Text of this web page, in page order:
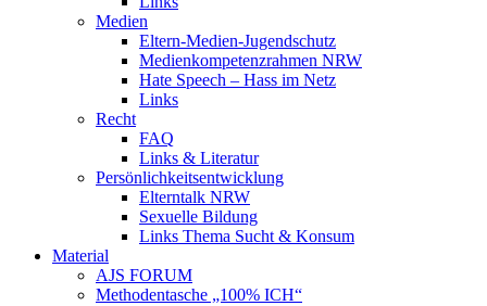
Medien
Eltern-Medien-Jugendschutz
Medienkompetenzrahmen NRW
Hate Speech – Hass im Netz
Links
Recht
FAQ
Links & Literatur
Persönlichkeitsentwicklung
Elterntalk NRW
Sexuelle Bildung
Links Thema Sucht & Konsum
Material
AJS FORUM
Methodentasche „100% ICH“